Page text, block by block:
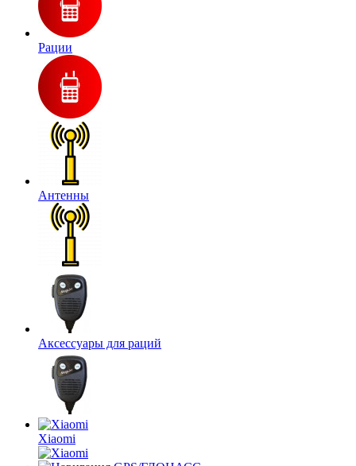
Рации
Антенны
Аксессуары для раций
Xiaomi